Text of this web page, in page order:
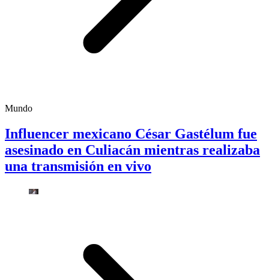
Mundo
Influencer mexicano César Gastélum fue
asesinado en Culiacán mientras realizaba
una transmisión en vivo